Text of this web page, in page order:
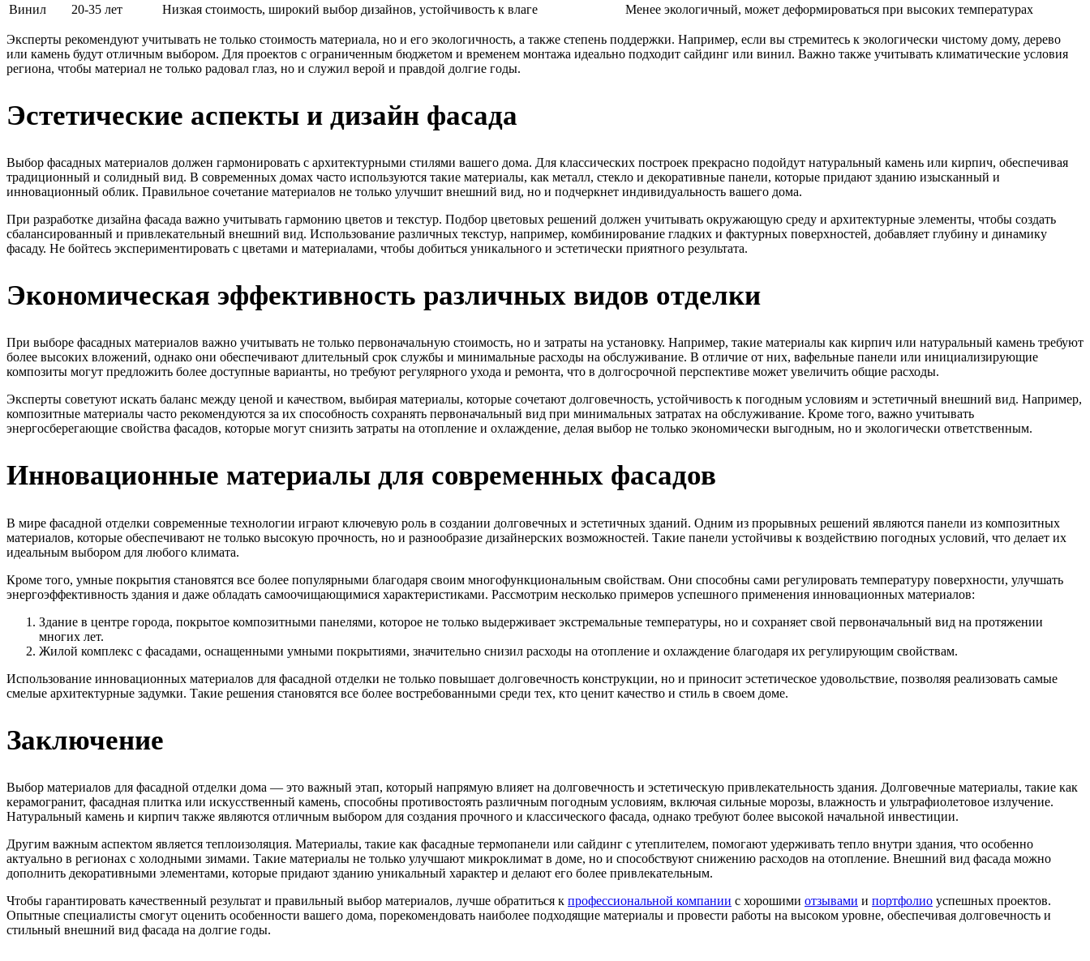
Винил
20-35 лет Низкая стоимость, широкий выбор дизайнов, устойчивость к влаге Менее экологичный, может деформироваться при высоких температурах
Эксперты рекомендуют учитывать не только стоимость материала, но и его экологичность, а также степень поддержки. Например, если вы стремитесь к экологически чистому дому, дерево
или камень будут отличным выбором. Для проектов с ограниченным бюджетом и временем монтажа идеально подходит сайдинг или винил. Важно также учитывать климатические условия
региона, чтобы материал не только радовал глаз, но и служил верой и правдой долгие годы.
Эстетические аспекты и дизайн фасада
Выбор фасадных материалов должен гармонировать с архитектурными стилями вашего дома. Для классических построек прекрасно подойдут натуральный камень или кирпич, обеспечивая
традиционный и солидный вид. В современных домах часто используются такие материалы, как металл, стекло и декоративные панели, которые придают зданию изысканный и
инновационный облик. Правильное сочетание материалов не только улучшит внешний вид, но и подчеркнет индивидуальность вашего дома.
При разработке дизайна фасада важно учитывать гармонию цветов и текстур. Подбор цветовых решений должен учитывать окружающую среду и архитектурные элементы, чтобы создать
сбалансированный и привлекательный внешний вид. Использование различных текстур, например, комбинирование гладких и фактурных поверхностей, добавляет глубину и динамику
фасаду. Не бойтесь экспериментировать с цветами и материалами, чтобы добиться уникального и эстетически приятного результата.
Экономическая эффективность различных видов отделки
При выборе фасадных материалов важно учитывать не только первоначальную стоимость, но и затраты на установку. Например, такие материалы как кирпич или натуральный камень требуют
более высоких вложений, однако они обеспечивают длительный срок службы и минимальные расходы на обслуживание. В отличие от них, вафельные панели или инициализирующие
композиты могут предложить более доступные варианты, но требуют регулярного ухода и ремонта, что в долгосрочной перспективе может увеличить общие расходы.
Эксперты советуют искать баланс между ценой и качеством, выбирая материалы, которые сочетают долговечность, устойчивость к погодным условиям и эстетичный внешний вид. Например,
композитные материалы часто рекомендуются за их способность сохранять первоначальный вид при минимальных затратах на обслуживание. Кроме того, важно учитывать
энергосберегающие свойства фасадов, которые могут снизить затраты на отопление и охлаждение, делая выбор не только экономически выгодным, но и экологически ответственным.
Инновационные материалы для современных фасадов
В мире фасадной отделки современные технологии играют ключевую роль в создании долговечных и эстетичных зданий. Одним из прорывных решений являются панели из композитных
материалов, которые обеспечивают не только высокую прочность, но и разнообразие дизайнерских возможностей. Такие панели устойчивы к воздействию погодных условий, что делает их
идеальным выбором для любого климата.
Кроме того, умные покрытия становятся все более популярными благодаря своим многофункциональным свойствам. Они способны сами регулировать температуру поверхности, улучшать
энергоэффективность здания и даже обладать самоочищающимися характеристиками. Рассмотрим несколько примеров успешного применения инновационных материалов:
Здание в центре города, покрытое композитными панелями, которое не только выдерживает экстремальные температуры, но и сохраняет свой первоначальный вид на протяжении
многих лет.
Жилой комплекс с фасадами, оснащенными умными покрытиями, значительно снизил расходы на отопление и охлаждение благодаря их регулирующим свойствам.
Использование инновационных материалов для фасадной отделки не только повышает долговечность конструкции, но и приносит эстетическое удовольствие, позволяя реализовать самые
смелые архитектурные задумки. Такие решения становятся все более востребованными среди тех, кто ценит качество и стиль в своем доме.
Заключение
Выбор материалов для фасадной отделки дома — это важный этап, который напрямую влияет на долговечность и эстетическую привлекательность здания. Долговечные материалы, такие как
керамогранит, фасадная плитка или искусственный камень, способны противостоять различным погодным условиям, включая сильные морозы, влажность и ультрафиолетовое излучение.
Натуральный камень и кирпич также являются отличным выбором для создания прочного и классического фасада, однако требуют более высокой начальной инвестиции.
Другим важным аспектом является теплоизоляция. Материалы, такие как фасадные термопанели или сайдинг с утеплителем, помогают удерживать тепло внутри здания, что особенно
актуально в регионах с холодными зимами. Такие материалы не только улучшают микроклимат в доме, но и способствуют снижению расходов на отопление. Внешний вид фасада можно
дополнить декоративными элементами, которые придают зданию уникальный характер и делают его более привлекательным.
Чтобы гарантировать качественный результат и правильный выбор материалов, лучше обратиться к профессиональной компании с хорошими отзывами и портфолио успешных проектов.
Опытные специалисты смогут оценить особенности вашего дома, порекомендовать наиболее подходящие материалы и провести работы на высоком уровне, обеспечивая долговечность и
стильный внешний вид фасада на долгие годы.